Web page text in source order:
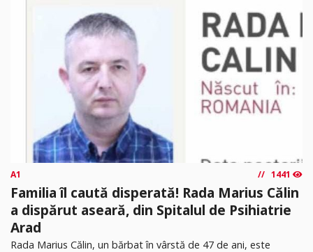
A1 1441
Familia îl caută disperată! Rada Marius Călin
a dispărut aseară, din Spitalul de Psihiatrie
Arad
Rada Marius Călin, un bărbat în vârstă de 47 de ani, este